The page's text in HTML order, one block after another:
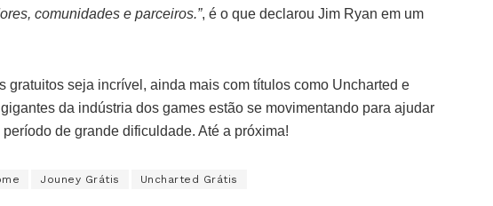
comunidades e parceiros.”, é o que declarou Jim Ryan em um
gratuitos seja incrível, ainda mais com títulos como Uncharted e
da indústria dos games estão se movimentando para ajudar
de grande dificuldade. Até a próxima!
Jouney Grátis Uncharted Grátis